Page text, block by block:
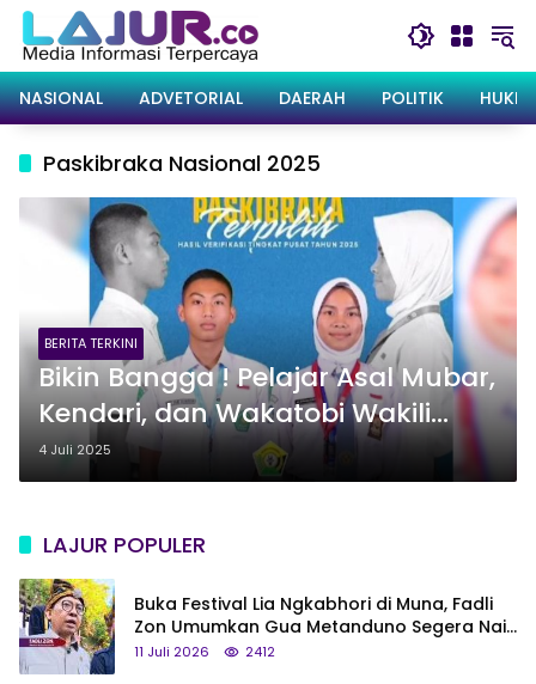
Langsung
konten
NASIONAL
ADVETORIAL DAERAH POLITIK
Paskibraka Nasional 2025
BERITA TERKINI
Bikin Bangga ! Pelajar Asal Mubar,
Kendari, dan Wakatobi Wakili
Sultra di Paskibraka Nasional
2025
4 Juli 2025
LAJUR POPULER
Buka Festival Lia Ngkabhori di Muna, Fadli
Zon Umumkan Gua Metanduno Segera Naik
Status Jadi Cagar Budaya Nasional
11 Juli 2026 2412